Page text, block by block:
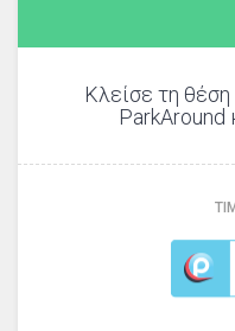
Κλείσε τη
ParkAround